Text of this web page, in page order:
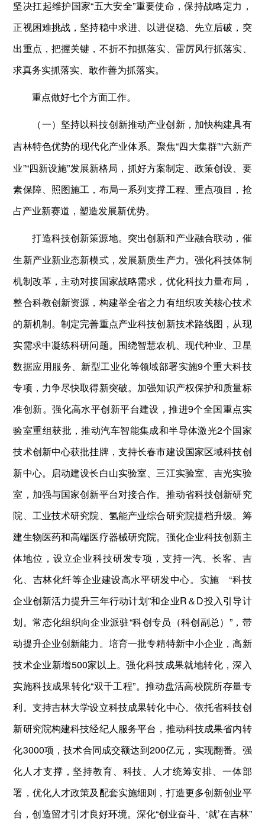
坚决扛起维护国家“五大安全”重要使命，保持战略定力，
正视困难挑战，坚持稳中求进、以进促稳、先立后破，突
出重点，把握关键，不折不扣抓落实、雷厉风行抓落实、
求真务实抓落实、敢作善为抓落实。
重点做好七个方面工作。
（一）坚持以科技创新推动产业创新，加快构建具有
吉林特色优势的现代化产业体系。 聚焦“四大集群”“六新产
业”“四新设施”发展新格局，抓好方案制定、政策创设、要
素保障、照图施工，布局一系列支撑工程、重点项目，抢
占产业新赛道，塑造发展新优势。
打造科技创新策源地。 突出创新和产业融合联动，催
生新产业新业态新模式，发展新质生产力。强化科技体制
机制改革，主动对接国家战略需求，优化科技力量布局，
整合科教创新资源，构建举全省之力有组织攻关核心技术
的新机制。制定完善重点产业科技创新技术路线图，从现
实需求中凝练科研问题。围绕智慧农机、现代种业、卫星
数据应用服务、新型工业化等领域部署实施9个重大科技
专项，力争尽快取得新突破。加强知识产权保护和质量标
准创新。强化高水平创新平台建设，推进9个全国重点实
验室重组获批，推动汽车智能集成和半导体激光2个国家
技术创新中心获批挂牌，支持长春市建设国家区域科技创
新中心。启动建设长白山实验室、三江实验室、吉光实验
室，加强与国家创新平台对接合作。推动省科技创新研究
院、工业技术研究院、氢能产业综合研究院提档升级。筹
建生物医药和高端医疗器械研究院。强化企业科技创新主
体地位，设立企业科技研发专项，支持一汽、长客、吉
化、吉林化纤等企业建设高水平研发中心。实施 “科技
企业创新活力提升三年行动计划”和企业R＆D投入引导计
划。常态化组织向企业派驻“科创专员（科创副总）”，带
动提升企业创新能力。培育一批专精特新中小企业，高新
技术企业新增500家以上。强化科技成果就地转化，深入
实施科技成果转化“双千工程”。推动盘活高校院所存量专
利。支持吉林大学设立科技成果转化中心。依托省科技创
新研究院构建科技经纪人服务平台，推动科技成果省内转
化3000项，技术合同成交额达到200亿元，实现翻番。强
化人才支撑，坚持教育、科技、人才统筹安排、一体部
署，优化人才政策及配套实施细则，打造更多创新创业平
台，创造留才引才良好环境。深化“创业奋斗、‘就’在吉林”